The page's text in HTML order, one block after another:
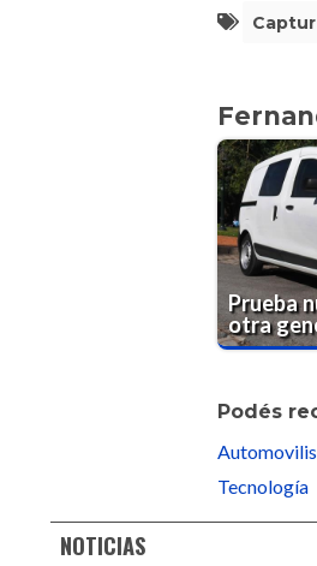
Captur
Prueba
otra
Podés
Tecnología
NOTICIAS